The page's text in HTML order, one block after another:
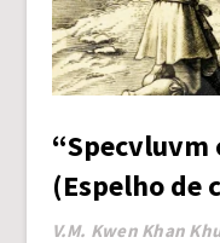
(Espelho de
V.M. Kwen Khan